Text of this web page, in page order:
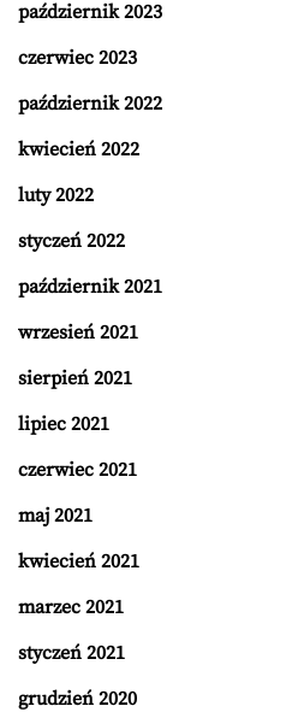
październik 2023
czerwiec 2023
październik 2022
kwiecień 2022
luty 2022
styczeń 2022
październik 2021
wrzesień 2021
sierpień 2021
lipiec 2021
czerwiec 2021
maj 2021
kwiecień 2021
marzec 2021
styczeń 2021
grudzień 2020